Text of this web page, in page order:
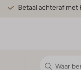
Betaal achteraf met